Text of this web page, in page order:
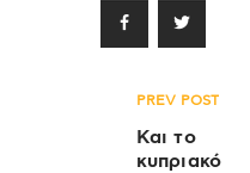
Πλοήγηση
άρθρων
PREV POST
Και το
κυπριακό